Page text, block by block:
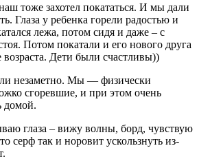
тоже захотел покататься. И мы дали
Глаза у ребенка горели радостью и
лежа, потом сидя и даже – с
Потом покатали и его нового друга
Дети были счастливы))
незаметно. Мы — физически
сгоревшие, и при этом очень
домой.
глаза – вижу волны, борд, чувствую
серф так и норовит ускользнуть из-